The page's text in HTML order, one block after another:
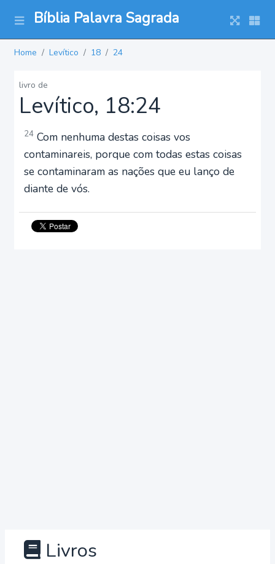
Bíblia Palavra Sagrada
Home Levítico 18 24
livro de
Levítico, 18:24
24 Com nenhuma destas coisas vos
contaminareis, porque com todas estas coisas
se contaminaram as nações que eu lanço de
diante de vós.
Livros